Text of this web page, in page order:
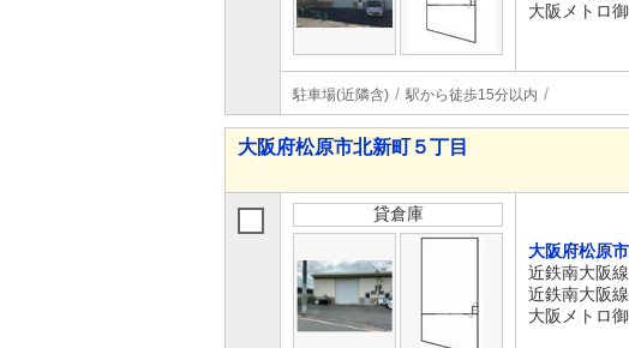
大阪メトロ
駐車場(近隣含) 駅から徒歩15分以内
大阪府松原市北新町５丁目
貸倉庫
大阪府松原
近鉄南大阪
近鉄南大阪
大阪メトロ